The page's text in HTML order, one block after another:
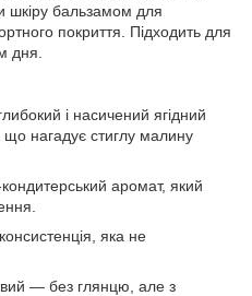
шкіру бальзамом для
покриття. Підходить для
дня.
і насичений ягідний
що нагадує стиглу малину
аромат, який
яка не
— без глянцю, але з